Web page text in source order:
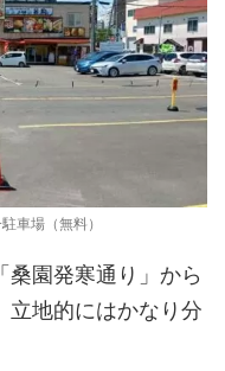
車場（無料）
園発寒通り」から
立地的にはかなり分